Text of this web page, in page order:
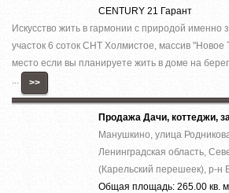
CENTURY 21 Гарант
Искусство жить в гармонии с природой
учacтoк 6 coток СНТ Холмистое, массив ''Новое
место если вы планируете жить в доме на
>>
Продажа Дачи, коттеджи,
Манушкино, улица
Ленинградская область,
(Карельский перешеек), р-н
Общая площадь: 265.00 кв.